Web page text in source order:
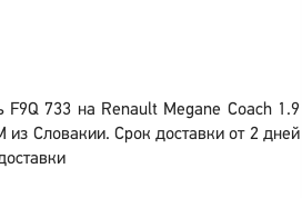
F9Q 733 на Renault Megane Coach 1.9
из Словакии. Срок доставки от 2 дней